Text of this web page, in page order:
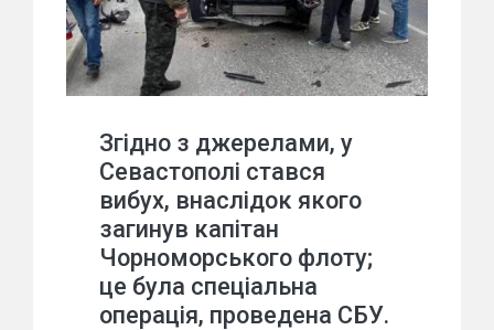
Згідно з джерелами, у
Севастополі стався
вибух, внаслідок якого
загинув капітан
Чорноморського флоту;
це була спеціальна
операція, проведена СБУ.